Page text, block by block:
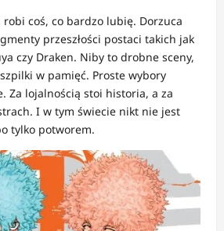
robi coś, co bardzo lubię. Dorzuca
przeszłości postaci takich jak
czy Draken. Niby to drobne sceny,
w pamięć. Proste wybory
Za lojalnością stoi historia, a za
I w tym świecie nikt nie jest
tylko potworem.